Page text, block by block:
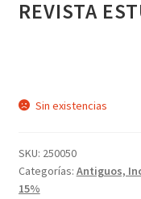
CIENCIA FICCIÓN
LUNCHERAS (4)
MOCHILA INFANTIL -
NOVELA ROMÁNTICA
REVISTA
Sin existencias
SKU: 250050
Categorías: Antiguos,
15%